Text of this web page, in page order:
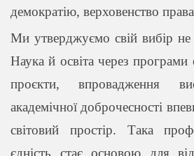
демократію, верховенство
Ми утверджуємо свій вибір
Наука й освіта через програми
проєкти, впровадження
академічної доброчесності
світовий простір. Така
єдність стає основою для